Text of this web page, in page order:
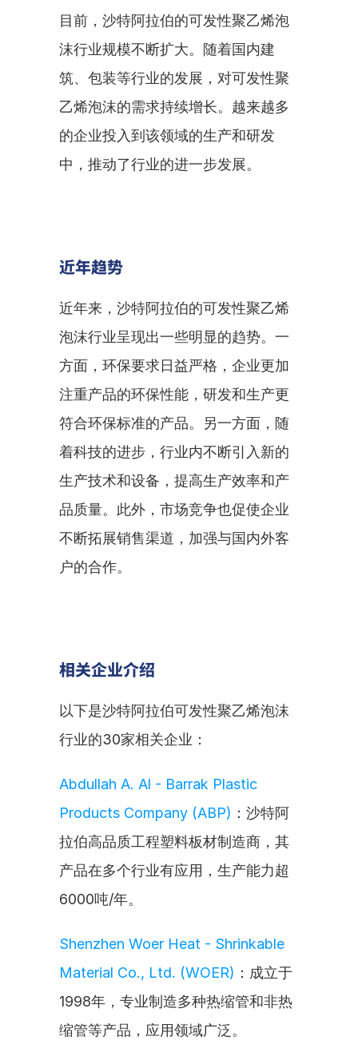
目前，沙特阿拉伯的可发性聚乙烯泡
沫行业规模不断扩大。随着国内建
筑、包装等行业的发展，对可发性聚
乙烯泡沫的需求持续增长。越来越多
的企业投入到该领域的生产和研发
中，推动了行业的进一步发展。
近年趋势
近年来，沙特阿拉伯的可发性聚乙烯
泡沫行业呈现出一些明显的趋势。一
方面，环保要求日益严格，企业更加
注重产品的环保性能，研发和生产更
符合环保标准的产品。另一方面，随
着科技的进步，行业内不断引入新的
生产技术和设备，提高生产效率和产
品质量。此外，市场竞争也促使企业
不断拓展销售渠道，加强与国内外客
户的合作。
相关企业介绍
以下是沙特阿拉伯可发性聚乙烯泡沫
行业的30家相关企业：
Abdullah A. Al - Barrak Plastic
Products Company (ABP) ：沙特阿
拉伯高品质工程塑料板材制造商，其
产品在多个行业有应用，生产能力超
6000吨/年。
Shenzhen Woer Heat - Shrinkable
Material Co., Ltd. (WOER) ：成立于
1998年，专业制造多种热缩管和非热
缩管等产品，应用领域广泛。